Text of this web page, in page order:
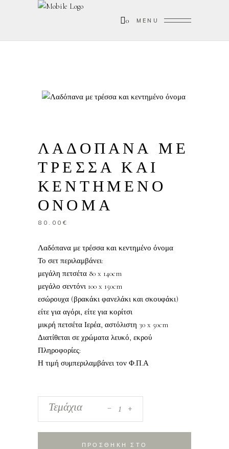
0 MENU
ΛΑΔΟΠΑΝΑ ΜΕ
ΤΡΕΣΣΑ ΚΑΙ
ΚΕΝΤΗΜΕΝΟ
ΟΝΟΜΑ
80.00 €
Λαδόπανα με τρέσσα και κεντημένο όνομα
Το σετ περιλαμβάνει:
μεγάλη πετσέτα 80 x 140cm
μεγάλο σεντόνι 100 x 150cm
εσώρουχα (βρακάκι φανελάκι και σκουφάκι)
είτε για αγόρι, είτε για κορίτσι
μικρή πετσέτα Ιερέα, αστόλιστη 30 x 50cm
Διατίθεται σε χρώματα λευκό, εκρού
Πληροφορίες:
Η τιμή συμπεριλαμβάνει τον Φ.Π.Α
Λαδόπανα
Τεμάχια +
ΠΡΟΣΘΗΚΗ ΣΤΟ